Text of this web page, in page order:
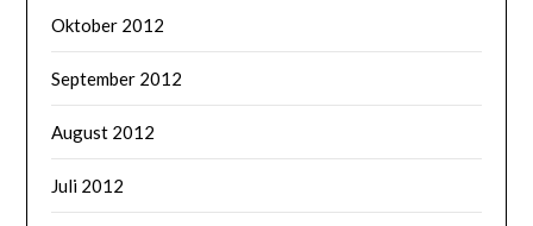
Oktober 2012
September 2012
August 2012
Juli 2012